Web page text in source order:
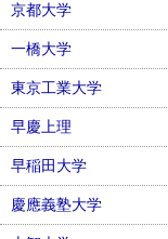
京都大学
一橋大学
東京工業大学
早慶上理
早稲田大学
慶應義塾大学